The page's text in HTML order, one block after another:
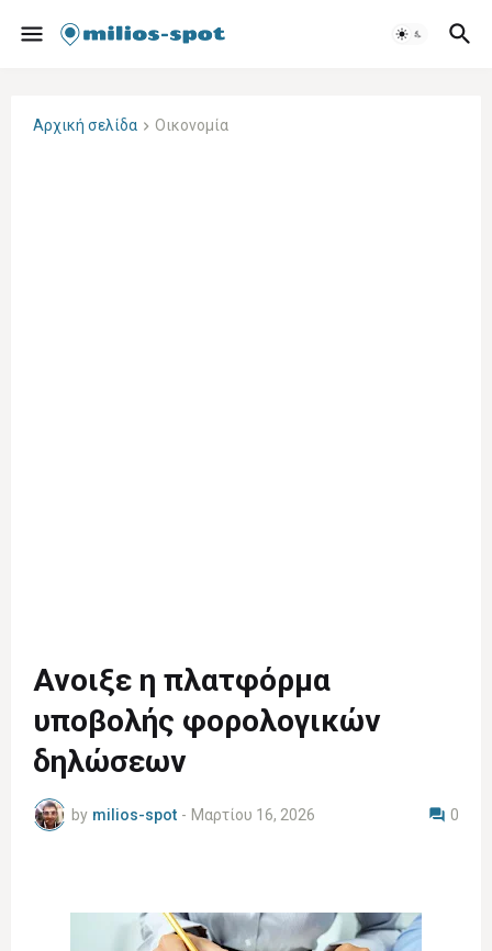
Αρχική σελίδα Οικονομία
Ανοιξε η πλατφόρμα
υποβολής φορολογικών
δηλώσεων
by milios-spot - Μαρτίου 16, 2026 0